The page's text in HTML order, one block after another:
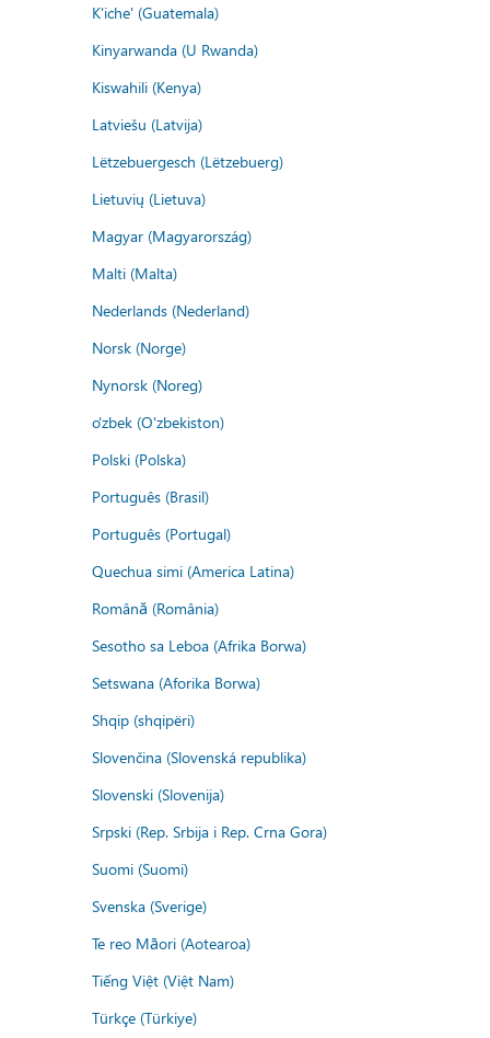
K'iche' (Guatemala)
Kinyarwanda (U Rwanda)
Kiswahili (Kenya)
Latviešu (Latvija)
Lëtzebuergesch (Lëtzebuerg)
Lietuvių (Lietuva)
Magyar (Magyarország)
Malti (Malta)
Nederlands (Nederland)
Norsk (Norge)
Nynorsk (Noreg)
o'zbek (O'zbekiston)
Polski (Polska)
Português (Brasil)
Português (Portugal)
Quechua simi (America Latina)
Română (România)
Sesotho sa Leboa (Afrika Borwa)
Setswana (Aforika Borwa)
Shqip (shqipëri)
Slovenčina (Slovenská republika)
Slovenski (Slovenija)
Srpski (Rep. Srbija i Rep. Crna Gora)
Suomi (Suomi)
Svenska (Sverige)
Te reo Māori (Aotearoa)
Tiếng Việt (Việt Nam)
Türkçe (Türkiye)